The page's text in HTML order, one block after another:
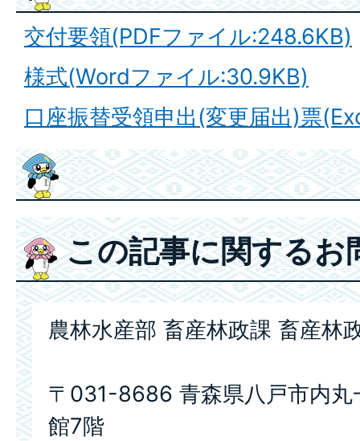
交付要領(PDFファイル:248.6KB)
様式(Wordファイル:30.9KB)
口座振替受領申出(変更届出)票
この記事に関するお
農林水産部 畜産林政課 畜産林
〒031-8686 青森県八戸市内丸
館7階